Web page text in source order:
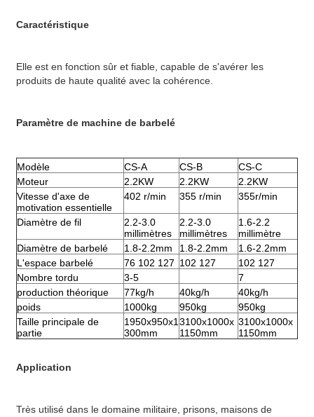
Caractéristique
Elle est en fonction sûr et fiable, capable de s'avérer les
produits de haute qualité avec la cohérence.
Paramètre de machine de barbelé
Modèle CS-A CS-B
CS-C
Moteur
2.2KW 2.2KW
2.2KW
Vitesse d'axe de
motivation essentielle
402 r/min 355 r/min 355r/min
Diamètre de fil
2.2-3.0
millimètres
2.2-3.0
millimètres
1.6-2.2
millimètre
Diamètre de barbelé
1.8-2.2mm 1.8-2.2mm
1.6-2.2mm
L'espace barbelé
76 102 127 102 127
102 127
Nombre tordu
3-5
7
production théorique
77kg/h 40kg/h
40kg/h
poids
1000kg 950kg
950kg
Taille principale de
partie
1950x950x1
300mm
3100x1000x
1150mm
3100x1000x
1150mm
Application
Très utilisé dans le domaine militaire, prisons, maisons de